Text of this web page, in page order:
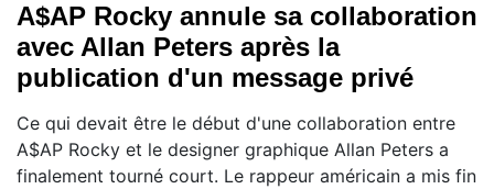
A$AP Rocky annule sa collaboration
avec Allan Peters après la
publication d'un message privé
Ce qui devait être le début d'une collaboration entre
A$AP Rocky et le designer graphique Allan Peters a
finalement tourné court. Le rappeur américain a mis fin